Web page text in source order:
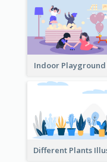
Indoor Playground